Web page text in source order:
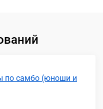
по самбо (юноши и